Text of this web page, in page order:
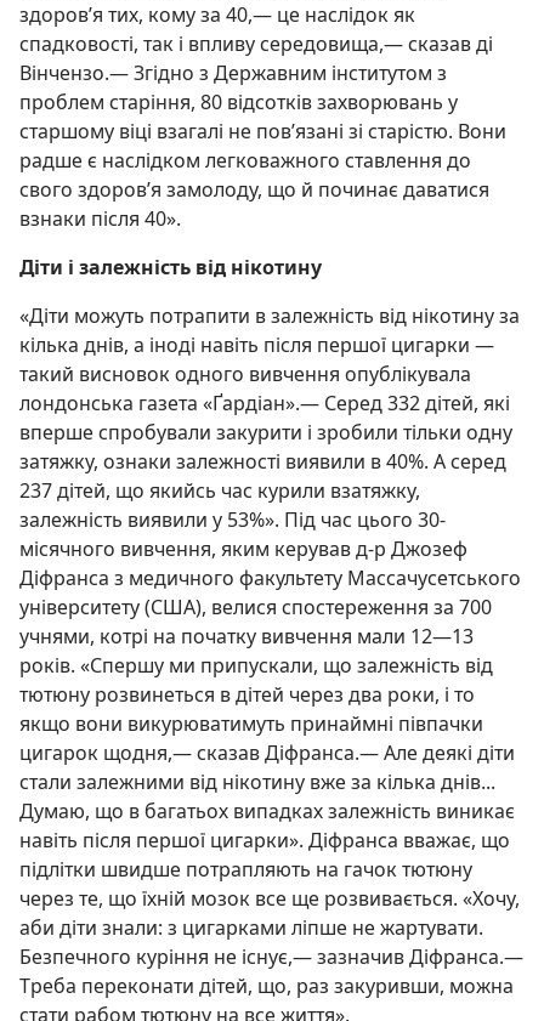
здоров’я тих, кому за 40,— це наслідок як
спадковості, так і впливу середовища,— сказав ді
Вінчензо.— Згідно з Державним інститутом з
проблем старіння, 80 відсотків захворювань у
старшому віці взагалі не пов’язані зі старістю. Вони
радше є наслідком легковажного ставлення до
свого здоров’я замолоду, що й починає даватися
взнаки після 40».
Діти і залежність від нікотину
«Діти можуть потрапити в залежність від нікотину за
кілька днів, а іноді навіть після першої цигарки —
такий висновок одного вивчення опублікувала
лондонська газета «Ґардіан».— Серед 332 дітей, які
вперше спробували закурити і зробили тільки одну
затяжку, ознаки залежності виявили в 40%. А серед
237 дітей, що якийсь час курили взатяжку,
залежність виявили у 53%». Під час цього 30-
місячного вивчення, яким керував д-р Джозеф
Діфранса з медичного факультету Массачусетського
університету (США), велися спостереження за 700
учнями, котрі на початку вивчення мали 12—13
років. «Спершу ми припускали, що залежність від
тютюну розвинеться в дітей через два роки, і то
якщо вони викурюватимуть принаймні півпачки
цигарок щодня,— сказав Діфранса.— Але деякі діти
стали залежними від нікотину вже за кілька днів...
Думаю, що в багатьох випадках залежність виникає
навіть після першої цигарки». Діфранса вважає, що
підлітки швидше потрапляють на гачок тютюну
через те, що їхній мозок все ще розвивається. «Хочу,
аби діти знали: з цигарками ліпше не жартувати.
Безпечного куріння не існує,— зазначив Діфранса.—
Треба переконати дітей, що, раз закуривши, можна
стати рабом тютюну на все життя».